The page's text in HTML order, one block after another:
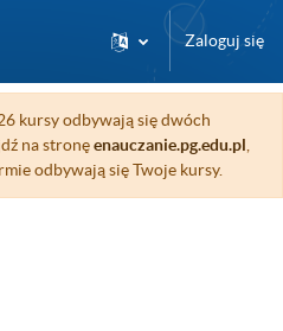
Zaloguj się
kursy odbywają się dwóch
na stronęenauczanie.pg.edu.pl
odbywają się Twoje kursy.